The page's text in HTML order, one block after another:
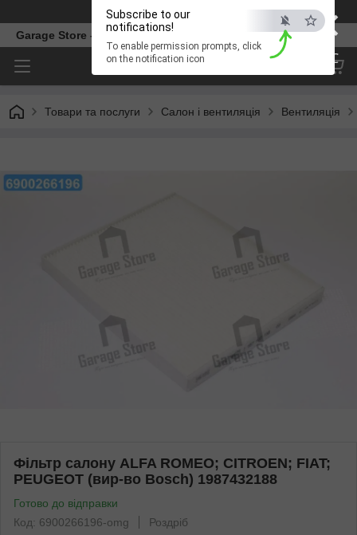
×
ESC
Subscribe to our
notifications!
To enable permission prompts, click
on the notification icon
Телефон
Garage Store – інтернет магазин автозапчастин.
Товари та послуги Салон і вентиляція Вентиляція
Фільтр салону ALFA ROMEO; CITROEN; FIAT;
PEUGEOT (вир-во Bosch) 1987432188
Готово до відправки
Код: 6900266196-omg
Роздріб